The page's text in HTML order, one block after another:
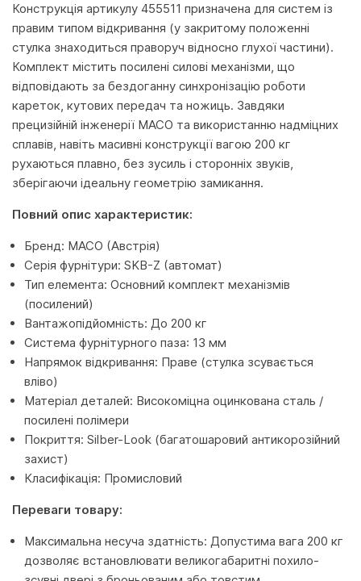
Конструкція артикулу 455511 призначена для систем із
правим типом відкривання (у закритому положенні
стулка знаходиться праворуч відносно глухої частини).
Комплект містить посилені силові механізми, що
відповідають за бездоганну синхронізацію роботи
кареток, кутових передач та ножиць. Завдяки
прецизійній інженерії MACO та використанню надміцних
сплавів, навіть масивні конструкції вагою 200 кг
рухаються плавно, без зусиль і сторонніх звуків,
зберігаючи ідеальну геометрію замикання.
Повний опис характеристик:
Бренд: MACO (Австрія)
Серія фурнітури: SKB-Z (автомат)
Тип елемента: Основний комплект механізмів
(посилений)
Вантажопідйомність: До 200 кг
Система фурнітурного паза: 13 мм
Напрямок відкривання: Праве (стулка зсувається
вліво)
Матеріал деталей: Високоміцна оцинкована сталь /
посилені полімери
Покриття: Silber-Look (багатошаровий антикорозійний
захист)
Класифікація: Промисловий
Переваги товару:
Максимальна несуча здатність: Допустима вага 200 кг
дозволяє встановлювати великогабаритні похило-